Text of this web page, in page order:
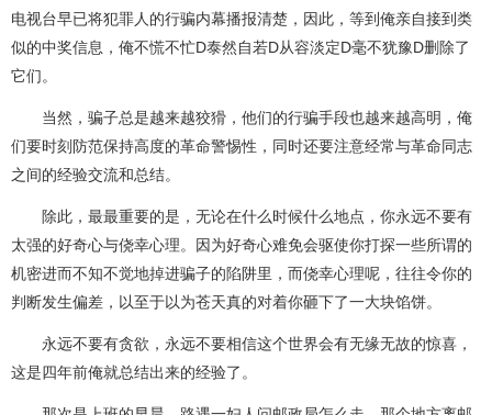
电视台早已将犯罪人的行骗内幕播报清楚，因此，等到俺亲自接到类
似的中奖信息，俺不慌不忙D泰然自若D从容淡定D毫不犹豫D删除了
它们。
当然，骗子总是越来越狡猾，他们的行骗手段也越来越高明，俺
们要时刻防范保持高度的革命警惕性，同时还要注意经常与革命同志
之间的经验交流和总结。
除此，最最重要的是，无论在什么时候什么地点，你永远不要有
太强的好奇心与侥幸心理。因为好奇心难免会驱使你打探一些所谓的
机密进而不知不觉地掉进骗子的陷阱里，而侥幸心理呢，往往令你的
判断发生偏差，以至于以为苍天真的对着你砸下了一大块馅饼。
永远不要有贪欲，永远不要相信这个世界会有无缘无故的惊喜，
这是四年前俺就总结出来的经验了。